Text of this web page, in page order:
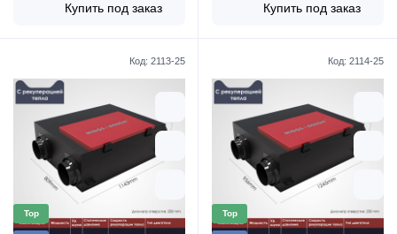
Купить под заказ Купить под заказ
Код: 2113-25
Top
Код: 2114-25
Top